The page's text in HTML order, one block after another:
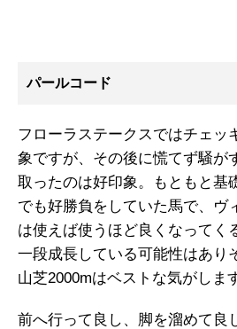
パールコード
フローラステークスではチェッ
象ですが、その後に慌てず騒が
取ったのは好印象。もともと基
でも好勝負をしていた馬で、ヴ
は使えば使うほど良くなってく
一段成長している可能性はあり
山芝2000mはベストな気がしま
前へ行って良し、脚を溜めて良